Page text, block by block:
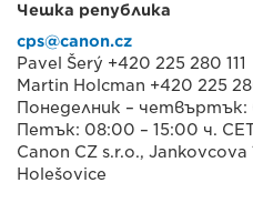
Чешка република
cps@canon.cz
Pavel Šerý +420 225 280 111
Martin Holcman +420 225
Понеделник – четвъртък:
Петък: 08:00 – 15:00 ч.
Canon CZ s.r.o.,
Holešovice